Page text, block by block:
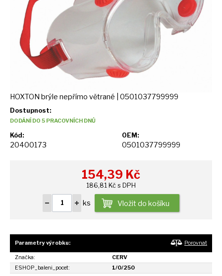
HOXTON brýle nepřímo větrané | 0501037799999
Dostupnost:
DODÁNÍ DO 5 PRACOVNÍCH DNŮ
Kód:
20400173
OEM:
0501037799999
154,39 Kč
186,81 Kč s DPH
ks Vložit do košíku
Parametry výrobku: Porovnat
Značka:
CERV
ESHOP_baleni_pocet:
1/0/250